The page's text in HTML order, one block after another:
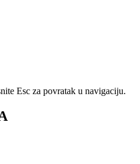
Esc za povratak u navigaciju.